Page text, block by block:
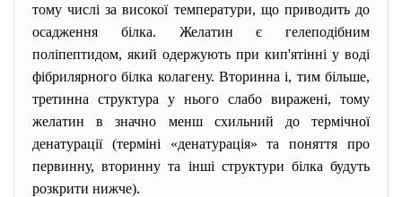
тому числі за високої температури, що приводить до
осадження білка. Желатин є гелеподібним
поліпептидом, який одержують при кип'ятінні у воді
фібрилярного білка колагену. Вторинна і, тим більше,
третинна структура у нього слабо виражені, тому
желатин в значно менш схильний до термічної
денатурації (терміні «денатурація» та поняття про
первинну, вторинну та інші структури білка будуть
розкрити нижче).